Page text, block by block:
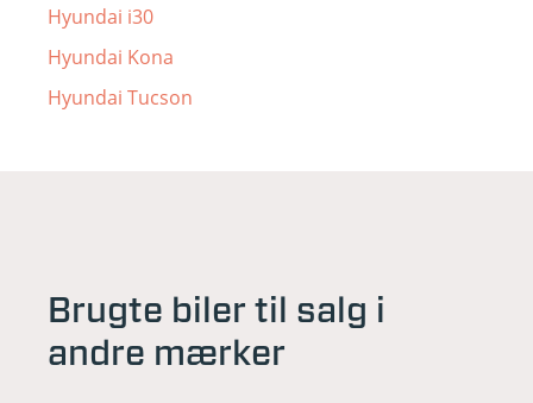
Hyundai i30
Hyundai Kona
Hyundai Tucson
Brugte biler til salg i
andre mærker